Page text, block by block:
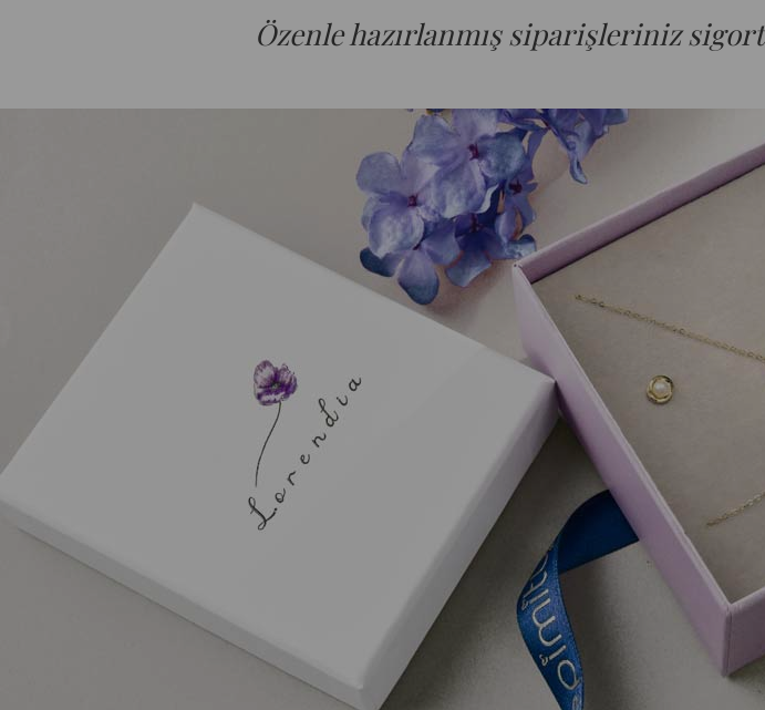
Özenle hazırlanmış siparişleriniz